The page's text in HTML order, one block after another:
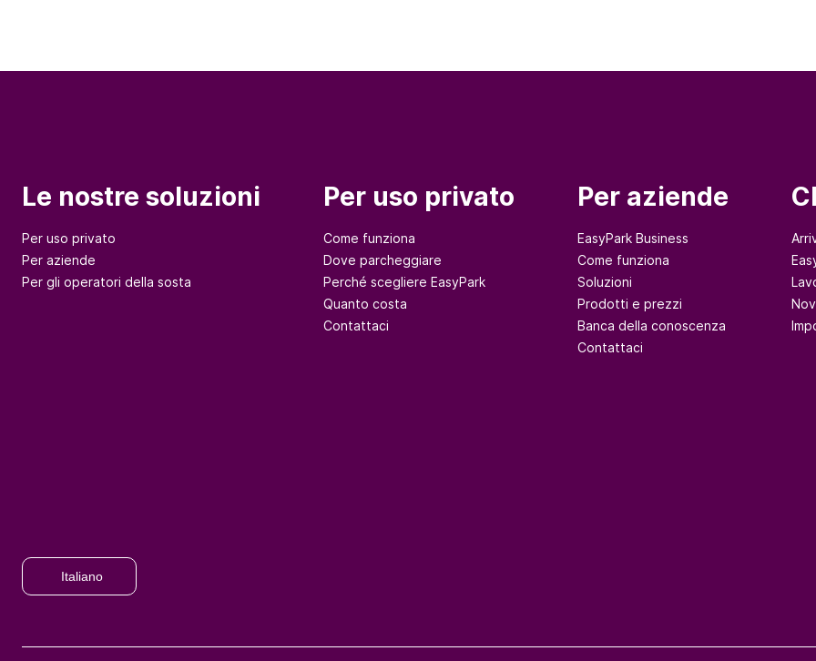
Le nostre soluzioni
Per uso privato
Per aziende
Per gli operatori della sosta
Per uso privato
Come funziona
Dove parcheggiare
Perché scegliere EasyPark
Quanto costa
Contattaci
Per aziende
EasyPark Business
Come funziona
Soluzioni
Prodotti e prezzi
Banca della conoscenza
Contattaci
Italiano